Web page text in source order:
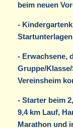
beim neuen
-
- Erwachsene,
Gruppe/
Vereinsheim
- Starter beim
9,4 km Lauf,
Marathon und